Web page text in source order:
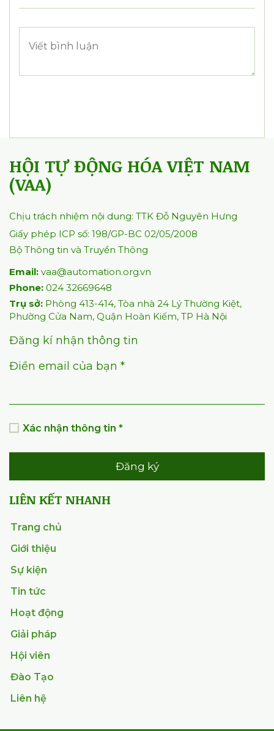
HỘI TỰ ĐỘNG HÓA VIỆT NAM
(VAA)
Chịu trách nhiệm nội dung: TTK Đỗ Nguyên Hưng
Giấy phép ICP số: 198/GP-BC 02/05/2008
Bộ Thông tin và Truyền Thông
Email: vaa@automation.org.vn
Phone: 024 32669648
Trụ sở: Phòng 413-414, Tòa nhà 24 Lý Thường Kiệt,
Phường Cửa Nam, Quận Hoàn Kiếm, TP Hà Nội
Đăng kí nhận thông tin
Điền email của bạn *
Xác nhận thông tin *
Đăng ký
LIÊN KẾT NHANH
Trang chủ
Giới thiệu
Sự kiện
Tin tức
Hoạt động
Giải pháp
Hội viên
Đào Tạo
Liên hệ